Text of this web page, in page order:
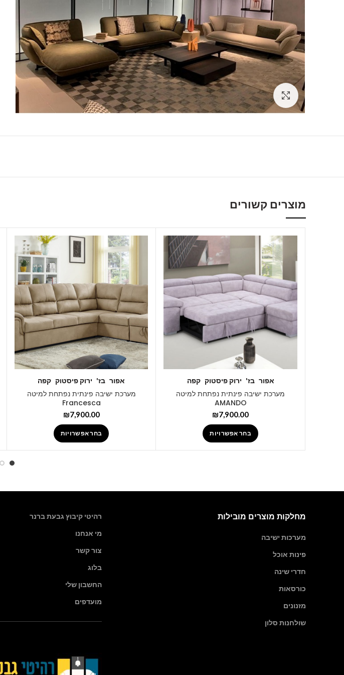
Click to enlarge
מוצרים קשורים
אפור בז' ירוק פיסטוק קפה
מערכת ישיבה פינתית נפתחת למיטה
AMANDO
₪7,900.00
בחר אפשרויות
אפור בז' ירוק פיסטוק קפה
מערכת ישיבה פינתית נפתחת למיטה
Francesca
₪7,900.00
בחר אפשרויות
מחלקות מוצרים מובילות
מערכות ישיבה
פינות אוכל
חדרי שינה
כורסאות
מזנונים
שולחנות סלון
רהיטי קיבוץ גבעת ברנר
מי אנחנו
צור קשר
בלוג
החשבון שלי
מועדפים